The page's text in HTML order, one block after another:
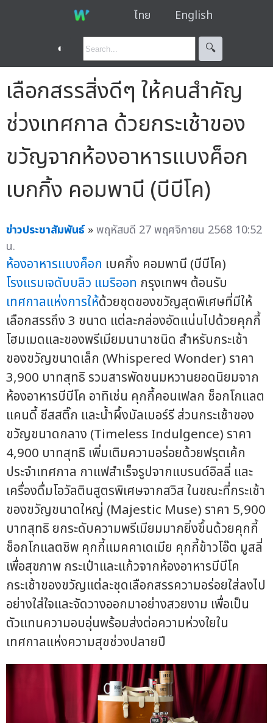
ไทย English
◐ 🔍︎
เลือกสรรสิ่งดีๆ ให้คนสำคัญ
ช่วงเทศกาล ด้วยกระเช้าของ
ขวัญจากห้องอาหารแบงค็อก
เบกกิ้ง คอมพานี (บีบีโค)
ข่าวประชาสัมพันธ์ »พฤหัสบดี 27 พฤศจิกายน 2568 10:52
น.
ห้องอาหารแบงค็อก เบคกิ้ง คอมพานี (บีบีโค)
โรงแรมเจดับบลิว แมริออท กรุงเทพฯ ต้อนรับ
เทศกาลแห่งการให้ด้วยชุดของขวัญสุดพิเศษที่มีให้
เลือกสรรถึง 3 ขนาด แต่ละกล่องอัดแน่นไปด้วยคุกกี้
โฮมเมดและของพรีเมียมนานาชนิด สำหรับกระเช้า
ของขวัญขนาดเล็ก (Whispered Wonder) ราคา
3,900 บาทสุทธิ รวมสารพัดขนมหวานยอดนิยมจาก
ห้องอาหารบีบีโค อาทิเช่น คุกกี้คอนเฟลก ช็อกโกแลต
แคนดี้ ชีสสติ๊ก และน้ำผึ้งมัลเบอร์รี ส่วนกระเช้าของ
ขวัญขนาดกลาง (Timeless Indulgence) ราคา
4,900 บาทสุทธิ เพิ่มเติมความอร่อยด้วยฟรุตเค้ก
ประจำเทศกาล กาแฟสำเร็จรูปจากแบรนด์อิลลี่ และ
เครื่องดื่มโอวัลตินสูตรพิเศษจากสวิส ในขณะที่กระเช้า
ของขวัญขนาดใหญ่ (Majestic Muse) ราคา 5,900
บาทสุทธิ ยกระดับความพรีเมียมมากยิ่งขึ้นด้วยคุกกี้
ช็อกโกแลตชิพ คุกกี้แมคคาเดเมีย คุกกี้ข้าวโอ๊ต มูสลี่
เพื่อสุขภาพ กระเป๋าและแก้วจากห้องอาหารบีบีโค
กระเช้าของขวัญแต่ละชุดเลือกสรรความอร่อยใส่ลงไป
อย่างใส่ใจและจัดวางออกมาอย่างสวยงาม เพื่อเป็น
ตัวแทนความอบอุ่นพร้อมส่งต่อความห่วงใยใน
เทศกาลแห่งความสุขช่วงปลายปี